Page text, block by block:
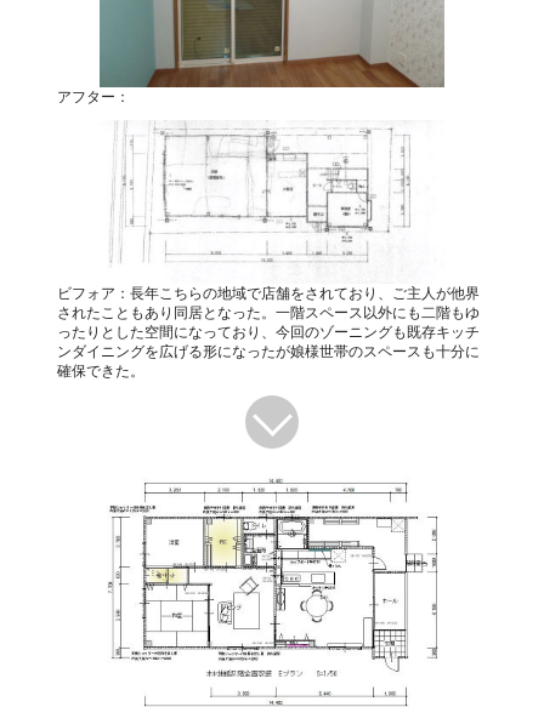
アフター：
ビフォア：長年こちらの地域で店舗をされており、ご主人が他界
されたこともあり同居となった。一階スペース以外にも二階もゆ
ったりとした空間になっており、今回のゾーニングも既存キッチ
ンダイニングを広げる形になったが娘様世帯のスペースも十分に
確保できた。